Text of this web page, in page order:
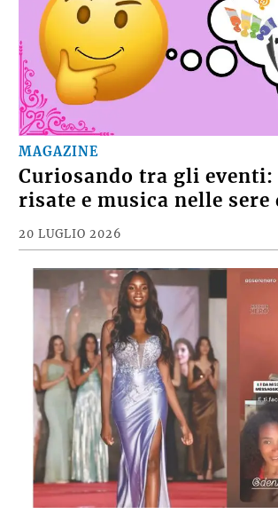
MAGAZINE
Curiosando tra gli
risate e musica nelle sere
20 LUGLIO 2026